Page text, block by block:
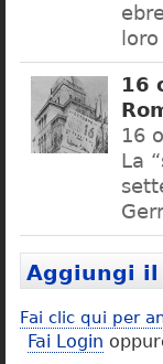
16
16
La
Aggiungi il
Fai clic qui per
Fai Login